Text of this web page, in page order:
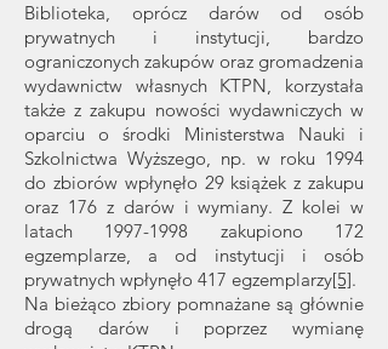
Biblioteka, oprócz darów od osób
prywatnych i instytucji, bardzo
ograniczonych zakupów oraz gromadzenia
wydawnictw własnych KTPN, korzystała
także z zakupu nowości wydawniczych w
oparciu o środki Ministerstwa Nauki i
Szkolnictwa Wyższego, np. w roku 1994
do zbiorów wpłynęło 29 książek z zakupu
oraz 176 z darów i wymiany. Z kolei w
latach 1997-1998 zakupiono 172
egzemplarze, a od instytucji i osób
prywatnych wpłynęło 417 egzemplarzy[5].
Na bieżąco zbiory pomnażane są głównie
drogą darów i poprzez wymianę